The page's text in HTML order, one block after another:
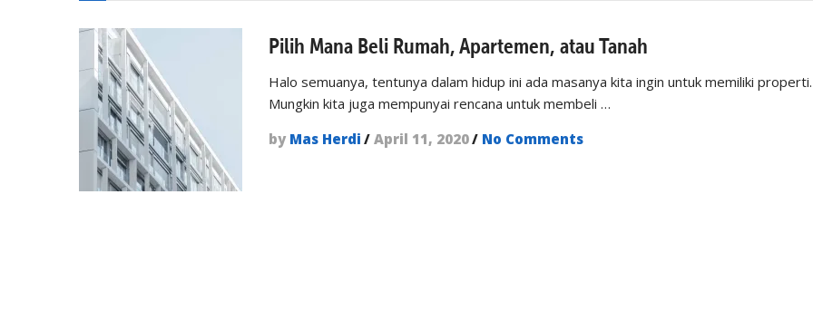
Pilih Mana Beli Rumah, Apartemen, atau Tanah
Halo semuanya, tentunya dalam hidup ini ada masanya kita ingin untuk memiliki properti.
Mungkin kita juga mempunyai rencana untuk membeli …
by Mas Herdi / April 11, 2020/ No Comments